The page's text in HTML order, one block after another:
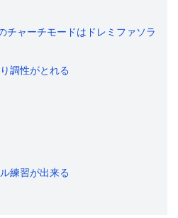
チャーチモードはドレミファソラ
調性がとれる
練習が出来る